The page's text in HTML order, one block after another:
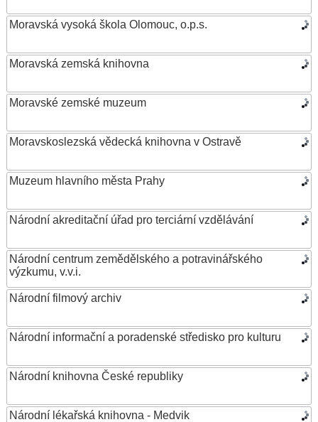
Moravská vysoká škola Olomouc, o.p.s.
Moravská zemská knihovna
Moravské zemské muzeum
Moravskoslezská vědecká knihovna v Ostravě
Muzeum hlavního města Prahy
Národní akreditační úřad pro terciární vzdělávání
Národní centrum zemědělského a potravinářského
výzkumu, v.v.i.
Národní filmový archiv
Národní informační a poradenské středisko pro kulturu
Národní knihovna České republiky
Národní lékařská knihovna - Medvik